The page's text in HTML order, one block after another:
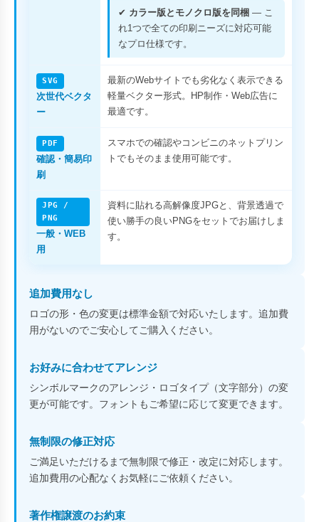
✔ カラー版とモノクロ版を同梱 — こ
れ1つで全ての印刷ニーズに対応可能
なプロ仕様です。
SVG
次世代ベクタ
ー
最新のWebサイトでも劣化なく表示できる
軽量ベクター形式。HP制作・Web広告に
最適です。
PDF
確認・簡易印
刷
スマホでの確認やコンビニのネットプリン
トでもそのまま使用可能です。
JPG /
PNG
一般・WEB
用
資料に貼れる高解像度JPGと、背景透過で
使い勝手の良いPNGをセットでお届けしま
す。
追加費用なし
ロゴの形・色の変更は標準金額で対応いたします。追加費
用がないのでご安心してご購入ください。
お好みに合わせてアレンジ
シンボルマークのアレンジ・ロゴタイプ（文字部分）の変
更が可能です。フォントもご希望に応じて変更できます。
無制限の修正対応
ご満足いただけるまで無制限で修正・改定に対応します。
追加費用の心配なくお気軽にご依頼ください。
著作権譲渡のお約束